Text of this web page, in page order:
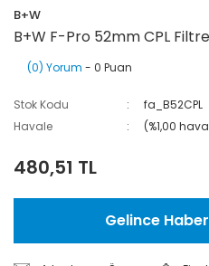
B+W
B+W F-Pro 52mm CPL Filtre
(0) Yorum - 0 Puan
Stok Kodu
fa_B52CPL
Havale
(%1,00
480,51 TL
Gelince